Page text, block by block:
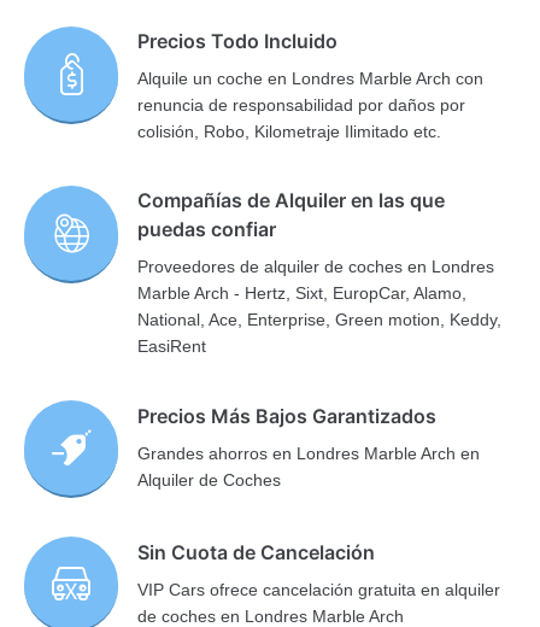
Precios Todo Incluido
Alquile un coche en Londres Marble Arch con
renuncia de responsabilidad por daños por
colisión, Robo, Kilometraje Ilimitado etc.
Compañías de Alquiler en las que
puedas confiar
Proveedores de alquiler de coches en Londres
Marble Arch - Hertz, Sixt, EuropCar, Alamo,
National, Ace, Enterprise, Green motion, Keddy,
EasiRent
Precios Más Bajos Garantizados
Grandes ahorros en Londres Marble Arch en
Alquiler de Coches
Sin Cuota de Cancelación
VIP Cars ofrece cancelación gratuita en alquiler
de coches en Londres Marble Arch